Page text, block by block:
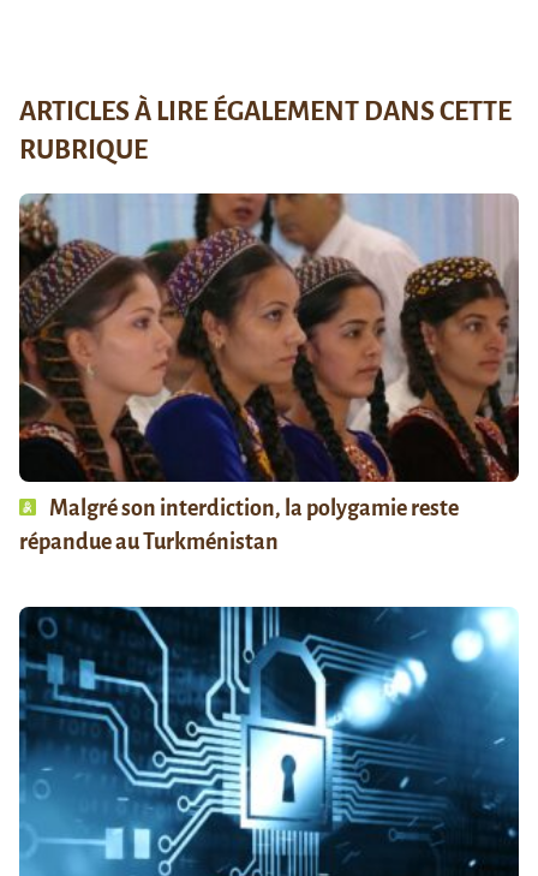
ARTICLES À LIRE ÉGALEMENT DANS CETTE
RUBRIQUE
Malgré son interdiction, la polygamie reste
répandue au Turkménistan